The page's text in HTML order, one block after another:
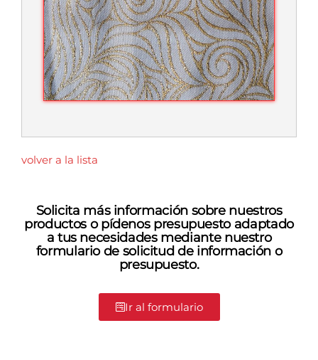
volver a la lista
Solicita más información sobre nuestros
productos o pídenos presupuesto adaptado
a tus necesidades mediante nuestro
formulario de solicitud de información o
presupuesto.
Ir al formulario